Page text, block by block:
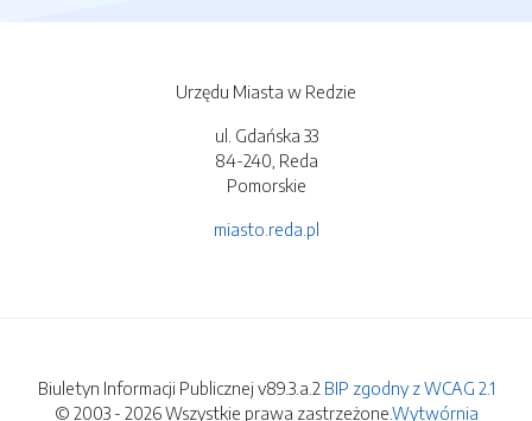
Urzędu Miasta w Redzie
ul. Gdańska 33
84-240, Reda
Pomorskie
miasto.reda.pl
Biuletyn Informacji Publicznej v89.3.a.2 BIP zgodny z WCAG 2.1
© 2003 - 2026 Wszystkie prawa zastrzeżone.Wytwórnia